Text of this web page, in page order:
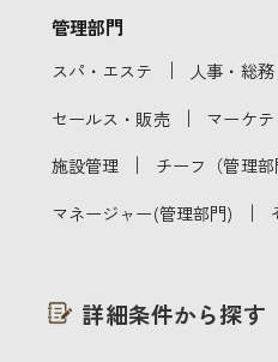
管理部門
スパ・エステ ｜ 人事・総
セールス・販売 ｜ マーケ
施設管理 ｜ チーフ（管理
マネージャー(管理部門) ｜
詳細条件から探す